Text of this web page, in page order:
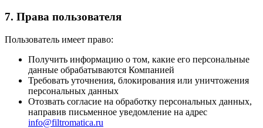
7. Права пользователя
Пользователь имеет право:
Получить информацию о том, какие его персональные
данные обрабатываются Компанией
Требовать уточнения, блокирования или уничтожения
персональных данных
Отозвать согласие на обработку персональных данных,
направив письменное уведомление на адрес
info@filtromatica.ru